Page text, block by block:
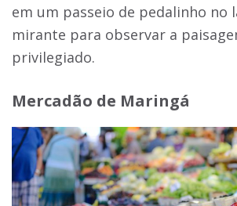
em um passeio de pedalinho no
mirante para observar a
privilegiado.
Mercadão de Maringá